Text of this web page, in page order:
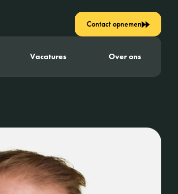
Vacatures Over ons
Contact opnemen